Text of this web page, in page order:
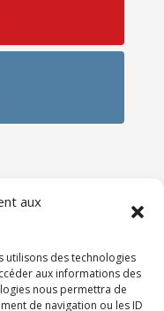
aux
utilisons des technologies
aux informations des
nous permettra de
de navigation ou les ID